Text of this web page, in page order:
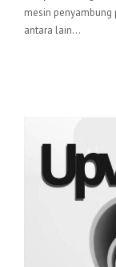
mesin penyambung
antara lain...